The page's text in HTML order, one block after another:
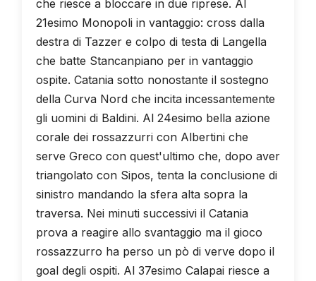
che riesce a bloccare in due riprese. Al
21esimo Monopoli in vantaggio: cross dalla
destra di Tazzer e colpo di testa di Langella
che batte Stancanpiano per in vantaggio
ospite. Catania sotto nonostante il sostegno
della Curva Nord che incita incessantemente
gli uomini di Baldini. Al 24esimo bella azione
corale dei rossazzurri con Albertini che
serve Greco con quest'ultimo che, dopo aver
triangolato con Sipos, tenta la conclusione di
sinistro mandando la sfera alta sopra la
traversa. Nei minuti successivi il Catania
prova a reagire allo svantaggio ma il gioco
rossazzurro ha perso un pò di verve dopo il
goal degli ospiti. Al 37esimo Calapai riesce a